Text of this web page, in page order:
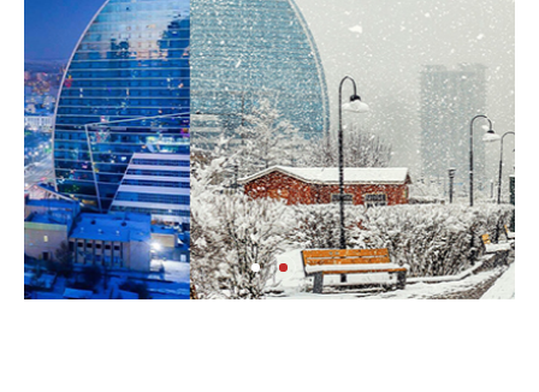
боломжоор хангана
“Нүүрс пиролизийн үйлдвэр”-ийг төр, хувийн
хэвшлийн түншлэлээр хэрэгжүүлэх
тогтоолын төслийг дэмжлээ
Мал угаалгын ажил үргэлжилж байна